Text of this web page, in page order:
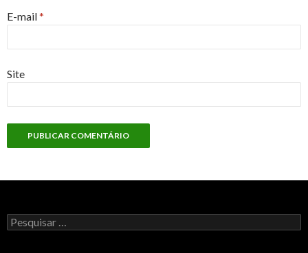
E-mail*
Site
P
e